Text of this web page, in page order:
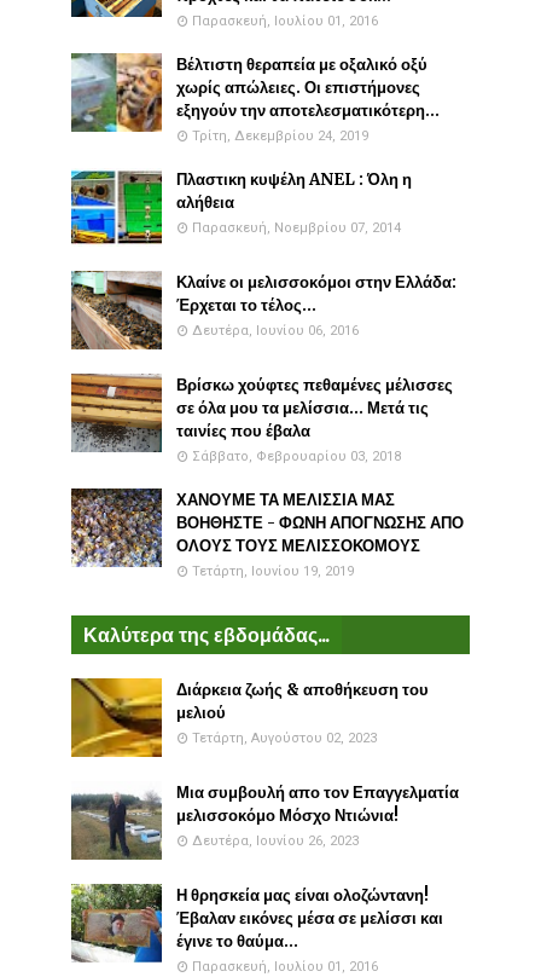
Παρασκευή, Ιουλίου 01, 2016
Βέλτιστη θεραπεία με οξαλικό οξύ
χωρίς απώλειες. Οι επιστήμονες
εξηγούν την αποτελεσματικότερη...
Τρίτη, Δεκεμβρίου 24, 2019
Πλαστικη κυψέλη ANEL : Όλη η
αλήθεια
Παρασκευή, Νοεμβρίου 07, 2014
Κλαίνε οι μελισσοκόμοι στην Ελλάδα:
Έρχεται το τέλος...
Δευτέρα, Ιουνίου 06, 2016
Βρίσκω χούφτες πεθαμένες μέλισσες
σε όλα μου τα μελίσσια... Μετά τις
ταινίες που έβαλα
Σάββατο, Φεβρουαρίου 03, 2018
ΧΑΝΟΥΜΕ ΤΑ ΜΕΛΙΣΣΙΑ ΜΑΣ
ΒΟΗΘΗΣΤΕ - ΦΩΝΗ ΑΠΟΓΝΩΣΗΣ ΑΠΟ
ΟΛΟΥΣ ΤΟΥΣ ΜΕΛΙΣΣΟΚΟΜΟΥΣ
Τετάρτη, Ιουνίου 19, 2019
Καλύτερα της εβδομάδας...
Διάρκεια ζωής & αποθήκευση του
μελιού
Τετάρτη, Αυγούστου 02, 2023
Μια συμβουλή απο τον Επαγγελματία
μελισσοκόμο Μόσχο Ντιώνια!
Δευτέρα, Ιουνίου 26, 2023
Η θρησκεία μας είναι ολοζώντανη!
Έβαλαν εικόνες μέσα σε μελίσσι και
έγινε το θαύμα...
Παρασκευή, Ιουλίου 01, 2016